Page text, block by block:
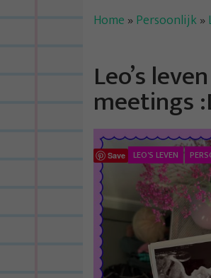
Home » Persoonlijk»
Leo’s
meetings
Save LEO'S LEVEN